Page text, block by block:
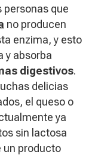
personas que
no producen
enzima, y esto
y absorba
digestivos.
delicias
el queso o
ya
sin lactosa
un producto